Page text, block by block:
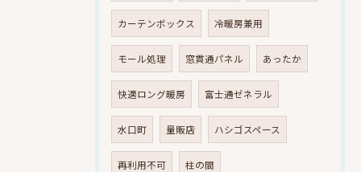
カーテンボックス 冷暖房兼用
モール処理 窓貫通パネル あったか
快適ロング暖房 富士通ゼネラル
水口町 量販店 ハシゴスペース
再利用不可 柱の間